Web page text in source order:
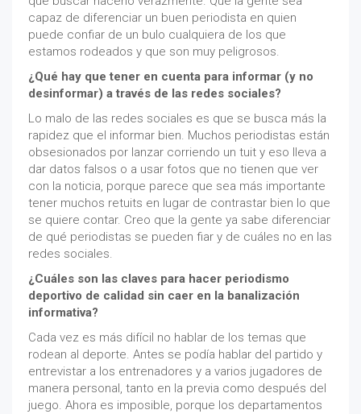
capaz de diferenciar un buen periodista en quien
puede confiar de un bulo cualquiera de los que
estamos rodeados y que son muy peligrosos.
¿Qué hay que tener en cuenta para informar (y no
desinformar) a través de las redes sociales?
Lo malo de las redes sociales es que se busca más la
rapidez que el informar bien. Muchos periodistas están
obsesionados por lanzar corriendo un tuit y eso lleva a
dar datos falsos o a usar fotos que no tienen que ver
con la noticia, porque parece que sea más importante
tener muchos retuits en lugar de contrastar bien lo que
se quiere contar. Creo que la gente ya sabe diferenciar
de qué periodistas se pueden fiar y de cuáles no en las
redes sociales.
¿Cuáles son las claves para hacer periodismo
deportivo de calidad sin caer en la banalización
informativa?
Cada vez es más difícil no hablar de los temas que
rodean al deporte. Antes se podía hablar del partido y
entrevistar a los entrenadores y a varios jugadores de
manera personal, tanto en la previa como después del
juego. Ahora es imposible, porque los departamentos